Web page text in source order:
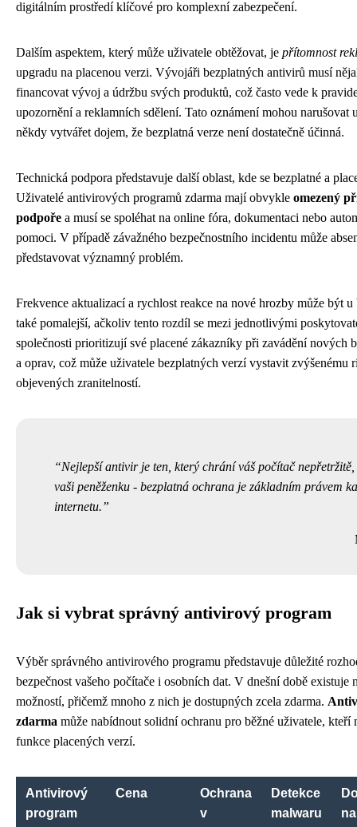
digitálním prostředí klíčové pro komplexní zabezpečení.
Dalším aspektem, který může uživatele obtěžovat, je přítomnost
upgradu na placenou verzi. Vývojáři bezplatných antivirů musí
financovat vývoj a údržbu svých produktů, což často vede k
upozornění a reklamních sdělení. Tato oznámení mohou narušovat
někdy vytvářet dojem, že bezplatná verze není dostatečně účinná.
Technická podpora představuje další oblast, kde se bezplatné a
Uživatelé antivirových programů zdarma mají obvykle omezený
podpoře a musí se spoléhat na online fóra, dokumentaci nebo
pomoci. V případě závažného bezpečnostního incidentu může
představovat významný problém.
Frekvence aktualizací a rychlost reakce na nové hrozby může být
také pomalejší, ačkoliv tento rozdíl se mezi jednotlivými
společnosti prioritizují své placené zákazníky při zavádění nových
a oprav, což může uživatele bezplatných verzí vystavit zvýšenému
objevených zranitelností.
Nejlepší antivir je ten, který chrání váš počítač nepřetržitě,
vaši peněženku - bezplatná ochrana je základním právem
internetu.
Jak si vybrat správný antivirový program
Výběr správného antivirového programu představuje důležité
bezpečnost vašeho počítače i osobních dat. V dnešní době existuje
možností, přičemž mnoho z nich je dostupných zcela zdarma.
zdarma může nabídnout solidní ochranu pro běžné uživatele, kteří
funkce placených verzí.
Antivirový
program
Cena
Ochrana
v
Detekce
malwaru
na